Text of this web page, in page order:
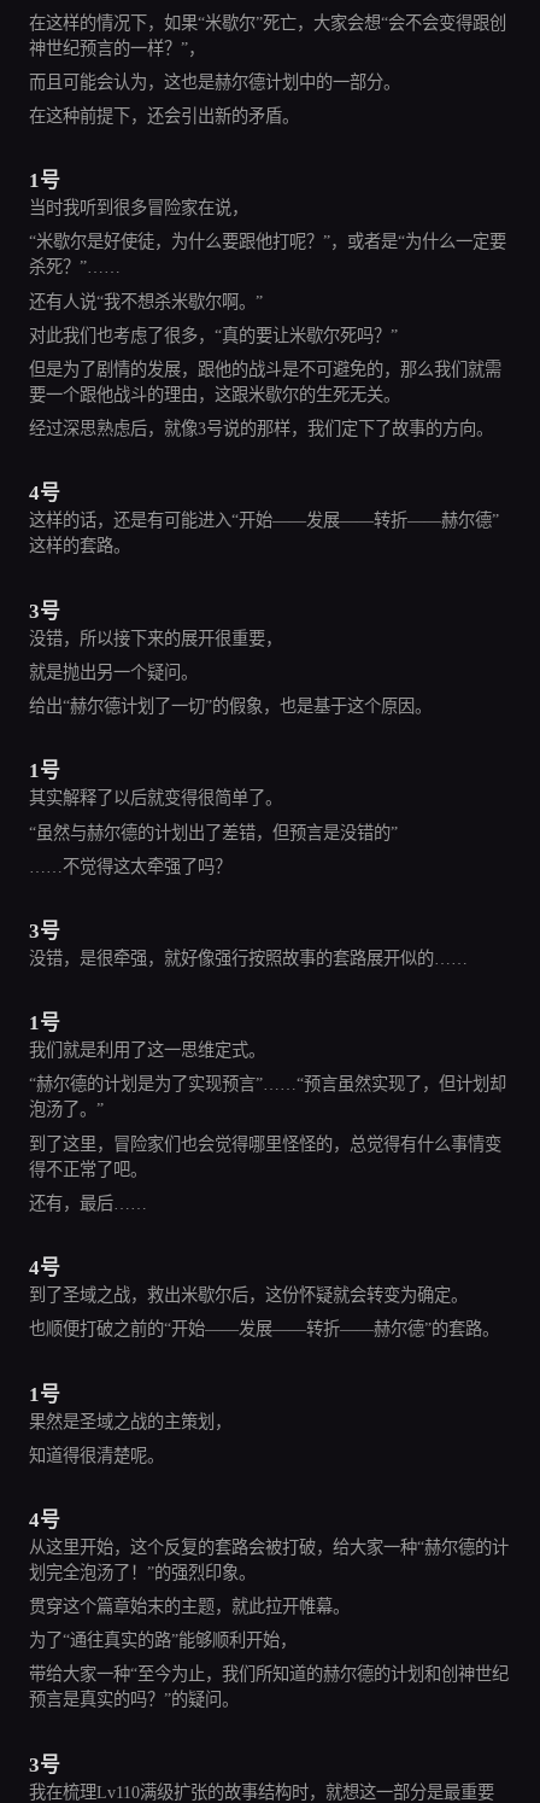
在这样的情况下，如果“米歇尔”死亡，大家会想“会不会变得跟创
神世纪预言的一样？”，
而且可能会认为，这也是赫尔德计划中的一部分。
在这种前提下，还会引出新的矛盾。
1号
当时我听到很多冒险家在说，
“米歇尔是好使徒，为什么要跟他打呢？”，或者是“为什么一定要
杀死？”……
还有人说“我不想杀米歇尔啊。”
对此我们也考虑了很多，“真的要让米歇尔死吗？”
但是为了剧情的发展，跟他的战斗是不可避免的，那么我们就需
要一个跟他战斗的理由，这跟米歇尔的生死无关。
经过深思熟虑后，就像3号说的那样，我们定下了故事的方向。
4号
这样的话，还是有可能进入“开始——发展——转折——赫尔德”
这样的套路。
3号
没错，所以接下来的展开很重要，
就是抛出另一个疑问。
给出“赫尔德计划了一切”的假象，也是基于这个原因。
1号
其实解释了以后就变得很简单了。
“虽然与赫尔德的计划出了差错，但预言是没错的”
……不觉得这太牵强了吗？
3号
没错，是很牵强，就好像强行按照故事的套路展开似的……
1号
我们就是利用了这一思维定式。
“赫尔德的计划是为了实现预言”……“预言虽然实现了，但计划却
泡汤了。”
到了这里，冒险家们也会觉得哪里怪怪的，总觉得有什么事情变
得不正常了吧。
还有，最后……
4号
到了圣域之战，救出米歇尔后，这份怀疑就会转变为确定。
也顺便打破之前的“开始——发展——转折——赫尔德”的套路。
1号
果然是圣域之战的主策划，
知道得很清楚呢。
4号
从这里开始，这个反复的套路会被打破，给大家一种“赫尔德的计
划完全泡汤了！”的强烈印象。
贯穿这个篇章始末的主题，就此拉开帷幕。
为了“通往真实的路”能够顺利开始，
带给大家一种“至今为止，我们所知道的赫尔德的计划和创神世纪
预言是真实的吗？”的疑问。
3号
我在梳理Lv110满级扩张的故事结构时，就想这一部分是最重要